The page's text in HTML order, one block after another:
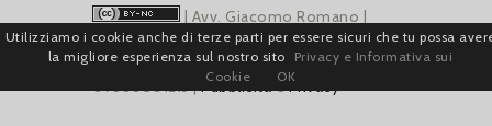
| Avv. Giacomo Romano |
Piazza di Campitelli, 2 - 00186 Roma | P.I.
07880501213 |PubblicitàePrivacy
Utilizziamo i cookie anche di terze parti per essere sicuri che tu possa
la migliore esperienza sul nostro sito
Privacy e Informativa sui
Cookie
OK